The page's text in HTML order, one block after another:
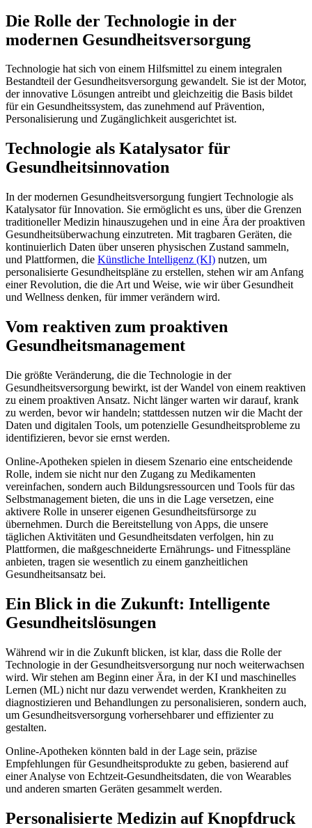
Die Rolle der Technologie in der
modernen Gesundheitsversorgung
Technologie hat sich von einem Hilfsmittel zu einem integralen
Bestandteil der Gesundheitsversorgung gewandelt. Sie ist der Motor,
der innovative Lösungen antreibt und gleichzeitig die Basis bildet
für ein Gesundheitssystem, das zunehmend auf Prävention,
Personalisierung und Zugänglichkeit ausgerichtet ist.
Technologie als Katalysator für
Gesundheitsinnovation
In der modernen Gesundheitsversorgung fungiert Technologie als
Katalysator für Innovation. Sie ermöglicht es uns, über die Grenzen
traditioneller Medizin hinauszugehen und in eine Ära der proaktiven
Gesundheitsüberwachung einzutreten. Mit tragbaren Geräten, die
kontinuierlich Daten über unseren physischen Zustand sammeln,
und Plattformen, die Künstliche Intelligenz (KI) nutzen, um
personalisierte Gesundheitspläne zu erstellen, stehen wir am Anfang
einer Revolution, die die Art und Weise, wie wir über Gesundheit
und Wellness denken, für immer verändern wird.
Vom reaktiven zum proaktiven
Gesundheitsmanagement
Die größte Veränderung, die die Technologie in der
Gesundheitsversorgung bewirkt, ist der Wandel von einem reaktiven
zu einem proaktiven Ansatz. Nicht länger warten wir darauf, krank
zu werden, bevor wir handeln; stattdessen nutzen wir die Macht der
Daten und digitalen Tools, um potenzielle Gesundheitsprobleme zu
identifizieren, bevor sie ernst werden.
Online-Apotheken spielen in diesem Szenario eine entscheidende
Rolle, indem sie nicht nur den Zugang zu Medikamenten
vereinfachen, sondern auch Bildungsressourcen und Tools für das
Selbstmanagement bieten, die uns in die Lage versetzen, eine
aktivere Rolle in unserer eigenen Gesundheitsfürsorge zu
übernehmen. Durch die Bereitstellung von Apps, die unsere
täglichen Aktivitäten und Gesundheitsdaten verfolgen, hin zu
Plattformen, die maßgeschneiderte Ernährungs- und Fitnesspläne
anbieten, tragen sie wesentlich zu einem ganzheitlichen
Gesundheitsansatz bei.
Ein Blick in die Zukunft: Intelligente
Gesundheitslösungen
Während wir in die Zukunft blicken, ist klar, dass die Rolle der
Technologie in der Gesundheitsversorgung nur noch weiterwachsen
wird. Wir stehen am Beginn einer Ära, in der KI und maschinelles
Lernen (ML) nicht nur dazu verwendet werden, Krankheiten zu
diagnostizieren und Behandlungen zu personalisieren, sondern auch,
um Gesundheitsversorgung vorhersehbarer und effizienter zu
gestalten.
Online-Apotheken könnten bald in der Lage sein, präzise
Empfehlungen für Gesundheitsprodukte zu geben, basierend auf
einer Analyse von Echtzeit-Gesundheitsdaten, die von Wearables
und anderen smarten Geräten gesammelt werden.
Personalisierte Medizin auf Knopfdruck